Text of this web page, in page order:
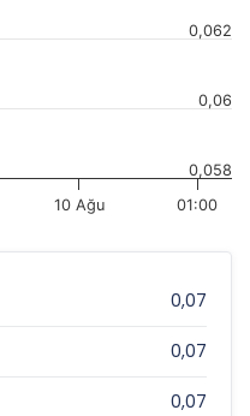
10 Ağu 01:00
0,058
0,06
0,062
0,07
0,07
0,07